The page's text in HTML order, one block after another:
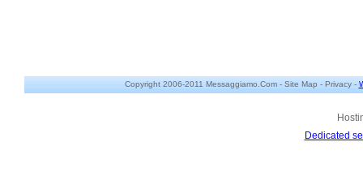
Copyright 2006-2011 Messaggiamo.Com - Site Map - Privacy-
Dedicated